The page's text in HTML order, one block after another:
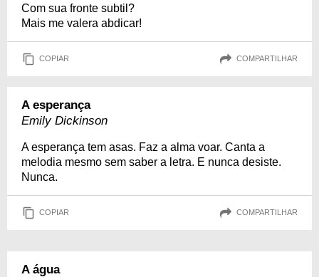
Com sua fronte subtil?
Mais me valera abdicar!
COPIAR COMPARTILHAR
A esperança
Emily Dickinson
A esperança tem asas. Faz a alma voar. Canta a
melodia mesmo sem saber a letra. E nunca desiste.
Nunca.
COPIAR COMPARTILHAR
A água